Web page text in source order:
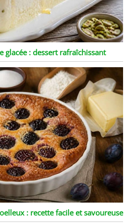
glacée : dessert rafraîchissant
: recette facile et savoureuse